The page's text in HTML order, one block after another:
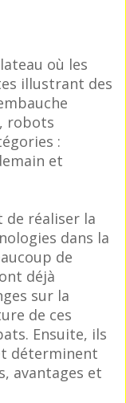
où les
illustrant des
robots
:
et
réaliser la
dans la
de
déjà
sur la
de ces
Ensuite, ils
déterminent
avantages et